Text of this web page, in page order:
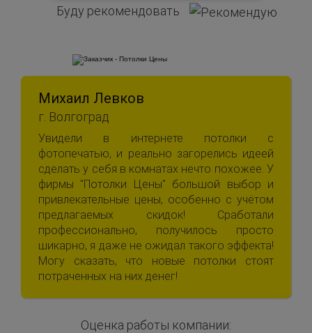
Буду рекомендовать
Михаил Левков
г. Волгоград
Увидели в интернете потолки с
фотопечатью, и реально загорелись идеей
сделать у себя в комнатах нечто похожее. У
фирмы "Потолки Цены" большой выбор и
привлекательные цены, особенно с учётом
предлагаемых скидок! Сработали
профессионально, получилось просто
шикарно, я даже не ожидал такого эффекта!
Могу сказать, что новые потолки стоят
потраченных на них денег!
Оценка работы компании: